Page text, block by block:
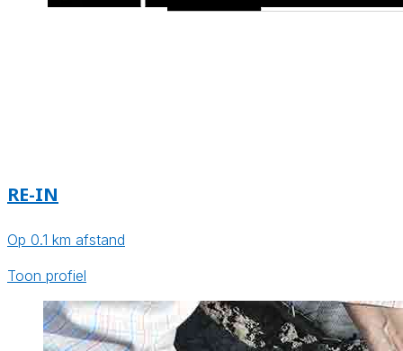
RE-IN
Op 0.1 km afstand
Toon profiel